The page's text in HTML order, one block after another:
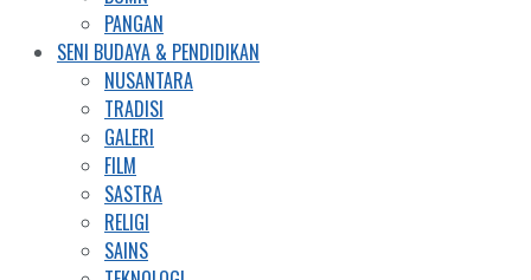
PANGAN
SENI BUDAYA & PENDIDIKAN
NUSANTARA
TRADISI
GALERI
FILM
SASTRA
RELIGI
SAINS